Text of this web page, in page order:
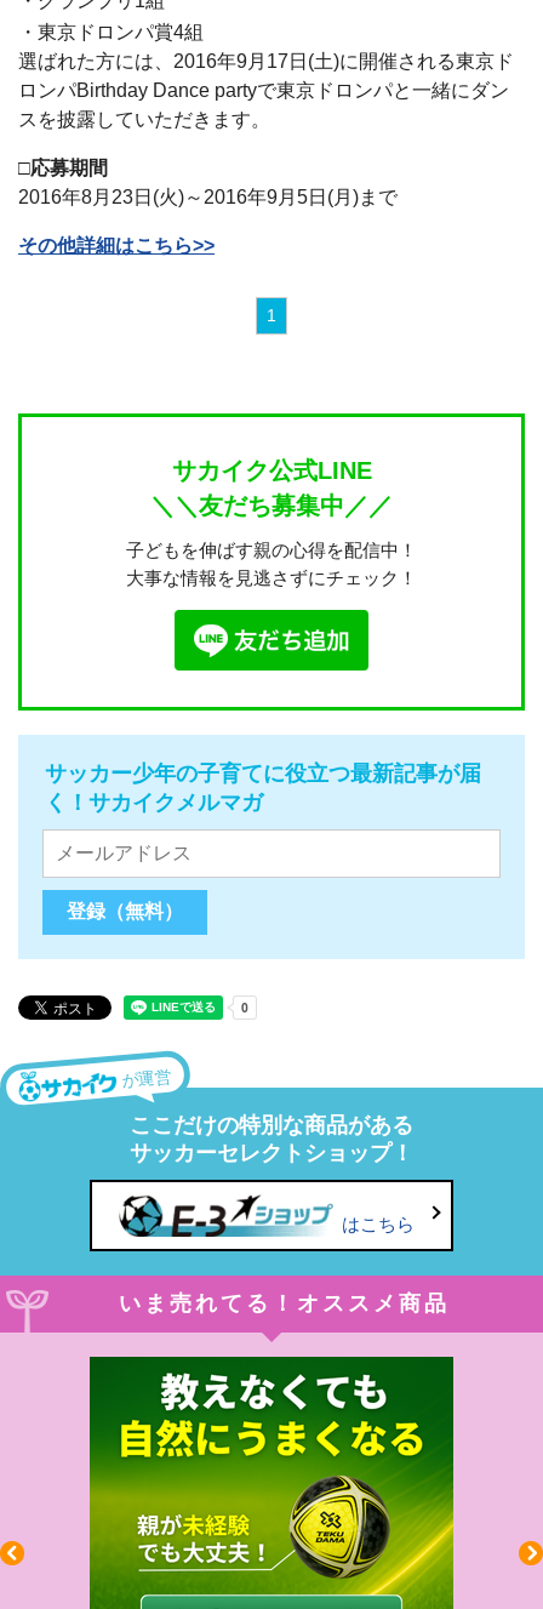
・東京ドロンパ賞4組
選ばれた方には、2016年9月17日(土)に開催される東京ド
ロンパBirthday Dance partyで東京ドロンパと一緒にダン
スを披露していただきます。
□応募期間
2016年8月23日(火)～2016年9月5日(月)まで
その他詳細はこちら>>
1
サカイク公式LINE
＼＼友だち募集中／／
子どもを伸ばす親の心得を配信中！
大事な情報を見逃さずにチェック！
サッカー少年の子育てに役立つ最新記事が届
く！サカイクメルマガ
が運営
ここだけの特別な商品がある
サッカーセレクトショップ！
はこちら
いま売れてる！オススメ商品